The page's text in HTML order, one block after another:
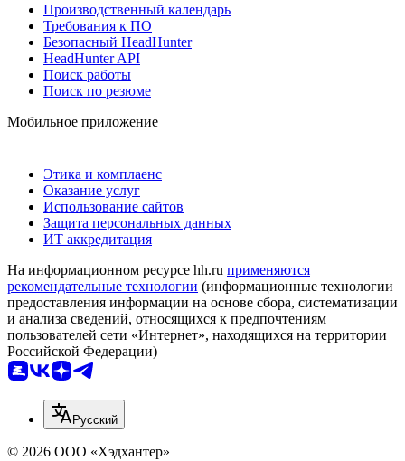
Производственный календарь
Требования к ПО
Безопасный HeadHunter
HeadHunter API
Поиск работы
Поиск по резюме
Мобильное приложение
Этика и комплаенс
Оказание услуг
Использование сайтов
Защита персональных данных
ИТ аккредитация
На информационном ресурсе hh.ru применяются
рекомендательные технологии (информационные технологии
предоставления информации на основе сбора, систематизации
и анализа сведений, относящихся к предпочтениям
пользователей сети «Интернет», находящихся на территории
Российской Федерации)
Русский
© 2026 ООО «Хэдхантер»